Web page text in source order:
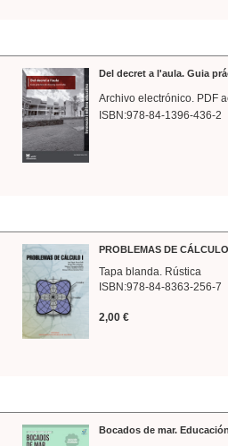
Del decret a l'aula. Guia
Archivo electrónico. PDF
ISBN:978-84-1396-436-2
PROBLEMAS DE
Tapa blanda. Rústica
ISBN:978-84-8363-256-7
2,00 €
Bocados de mar.